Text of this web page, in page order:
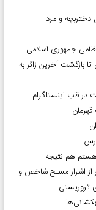
دختربچه و مرد
جمهوری اسلامی
بازگشت آخرین زائر به
قاب اینستاگرام
قهرمان
هستم هم نتیجه
تعداد ۸ نفر از اشرار مسلح شاخص و
تروریستی